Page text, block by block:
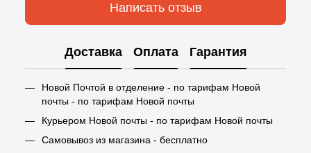
Написать отзыв
Доставка Оплата Гарантия
Новой Почтой в отделение - по тарифам Новой
почты - по тарифам Новой почты
Курьером Новой почты - по тарифам Новой почты
Самовывоз из магазина - бесплатно